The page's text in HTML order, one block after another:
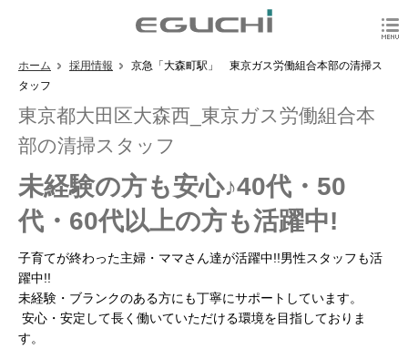
ホーム 採用情報
京急「大森町駅」 東京ガス労働組合本部の清掃ス
タッフ
東京都大田区大森西_東京ガス労働組合本
部の清掃スタッフ
未経験の方も安心♪40代・50
代・60代以上の方も活躍中!
子育てが終わった主婦・ママさん達が活躍中!!男性スタッフも活
躍中!!
未経験・ブランクのある方にも丁寧にサポートしています。
安心・安定して長く働いていただける環境を目指しておりま
す。